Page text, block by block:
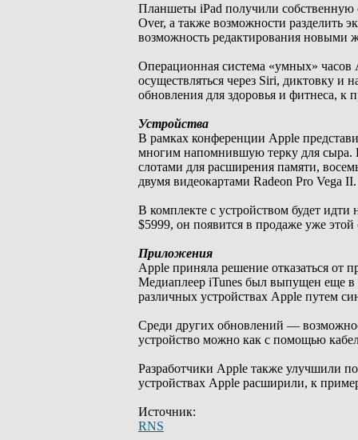
Планшеты iPad получили
Over, а также возможности разделить
возможность редактирования новыми
Операционная система «умных» часов
осуществляться через Siri, диктовку
обновления для здоровья и фитнеса,
Устройства
В рамках конференции Apple
многим напомнившую терку для сыра.
слотами для расширения памяти,
двумя видеокартами Radeon Pro Vega II.
В комплекте с устройством будет
$5999, он появится в продаже уже
Приложения
Apple приняла решение отказаться
Медиаплеер iTunes был выпущен еще в
различных устройствах Apple путем
Среди других обновлений —
устройство можно как с помощью
Разработчики Apple также улучшили
устройствах Apple расширили, к
Источник:
RNS